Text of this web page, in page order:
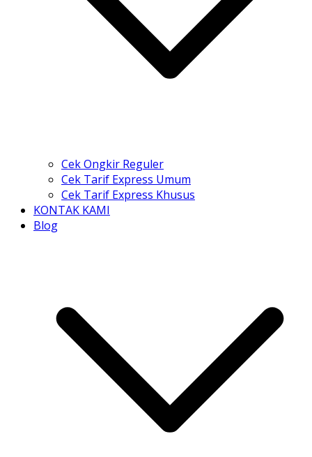
Cek Ongkir Reguler
Cek Tarif Express Umum
Cek Tarif Express Khusus
KONTAK KAMI
Blog